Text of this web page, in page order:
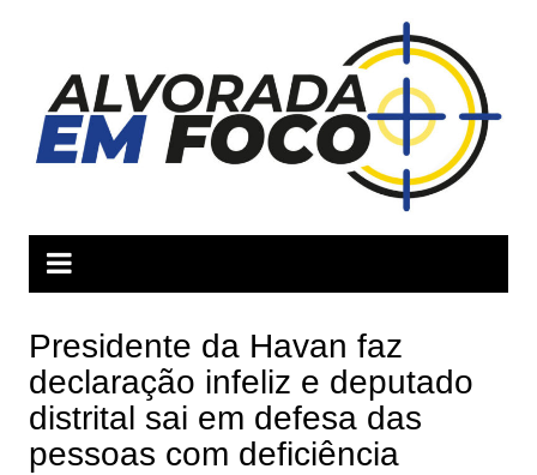
conteúdo
Presidente da Havan faz
declaração infeliz e deputado
distrital sai em defesa das
pessoas com deficiência